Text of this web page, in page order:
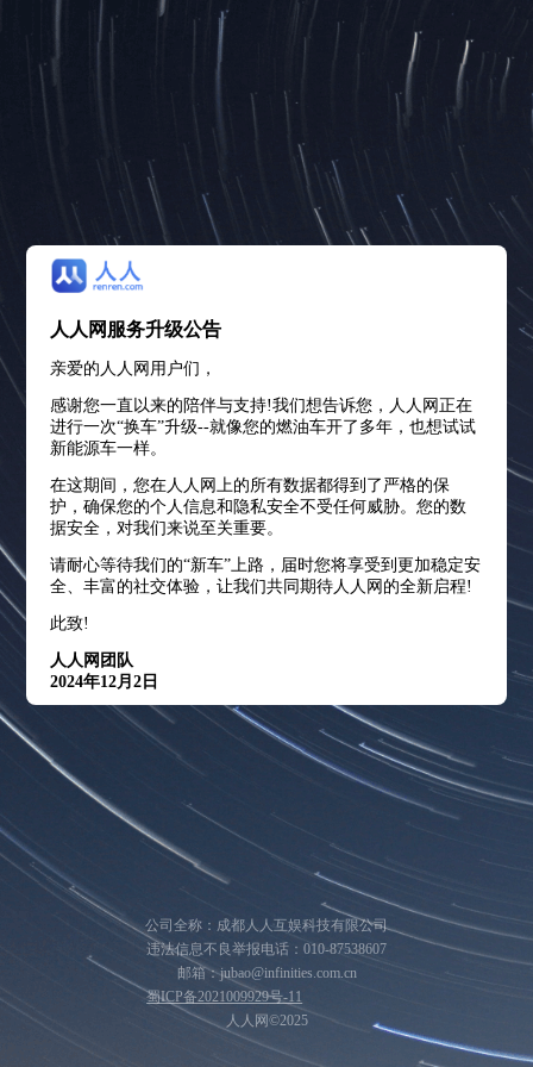
人人网服务升级公告
亲爱的人人网用户们，
感谢您一直以来的陪伴与支持!我们想告诉您，人人网正在
进行一次“换车”升级--就像您的燃油车开了多年，也想试试
新能源车一样。
在这期间，您在人人网上的所有数据都得到了严格的保
护，确保您的个人信息和隐私安全不受任何威胁。您的数
据安全，对我们来说至关重要。
请耐心等待我们的“新车”上路，届时您将享受到更加稳定安
全、丰富的社交体验，让我们共同期待人人网的全新启程!
此致!
人人网团队
2024年12月2日
公司全称：成都人人互娱科技有限公司
违法信息不良举报电话：010-87538607
邮箱：jubao@infinities.com.cn
蜀ICP备2021009929号-11
人人网©2025